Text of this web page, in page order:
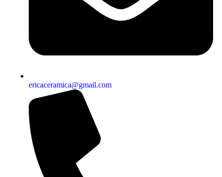
ericaceramica@gmail.com